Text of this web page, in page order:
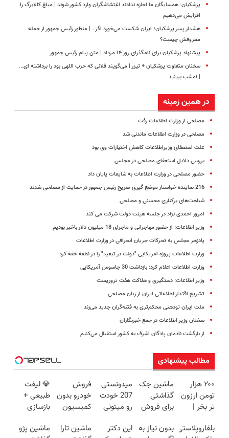
پزشکیان: همسایگان ما اجازه ندادند اغتشاشگران وارد کشور شوند | مبلغ کالابرگ را
افزایش می‌دهیم
هشدار پسر پزشکیان؛ ایران شکست می‌خورد اگر...| منظور رئیس جمهور از جمله
معروفش چیست؟
پیشنهاد پزشکیان برای نامگذرای روز ۱۴ مرداد | متن پیام رئیس جمهور
سخنان متفاوت پزشکیان + تیزر | می‌گویند فلانی که حزب اللهی بود را برداشته ای...
| امشب ببینید
در همین زمینه
مصلحی از وزارت اطلاعات رفت
مصلحی در وزارت اطلاعات ماندنی شد
علت استعفای وزیراطلاعات کاهش اختیارات وی بود
بررسی دلایل استعفای مصلحی در مجلس
حضور مصلحی در وزارت اطلاعات به شایعات پایان داد
216 نماینده خواستار موضع گیری صریح رئیس جمهور در حمایت از مصلحی شدند
شباهت‌های برکناری محسنی و مصلحی
امروز احمدی نژاد در جلسه هیئت دولت شرکت می کند
وزیر اطلاعات: از حضور مهاجرانی و ماجرای 18 میلیون دلار باخبر بودیم
پادزهر مجلس به تحرکات جریان انحرافی در وزارت اطلاعات
وزارت اطلاعات پروژه آمریکایی "دولت در تبعید" را در نطفه خفه کرد
وزارت اطلاعات اعلام کرد: بازداشت 30 جاسوس آمریکایی
وزیر اطلاعات: دستگیری و هلاکت هفت تروریست
تشریح اقتدار اطلاعاتی ایران از زبان مصلحی
ملت ایران تودهنی محکم‌تری به فتنه‌گران جدید می‌زند
سخنان وزیر اطلاعات در جمع خبرنگاران
از بازگشت نادمان پادگان اشرف به کشور استقبال می‌کنیم
مطالب پیشنهادی
۲۰۰ هزار
تومن ارزون
تر بخر |
مصنوعی
ماشین جک
گذاشتی
برای فروش
سریع و
میدونستی
207 خودت
رو میتونی
بفروشی؟
فروش
خودرو بدون
کمیسیون
💎 لیفت
طبیعی +
بازسازی
کاهش
بلفاروپلاستی بدون نیاز به این دکتر
ماشین تارا
ماشین پژو